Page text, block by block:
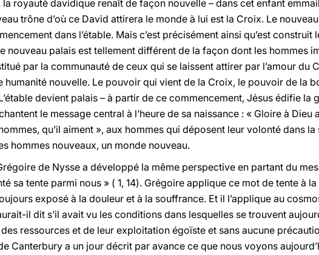
royauté davidique renaît de façon nouvelle – dans cet enfant
trône d’où ce David attirera le monde à lui est la Croix. Le
dans l’étable. Mais c’est précisément ainsi qu’est construit
nouveau palais est tellement différent de la façon dont les hommes
par la communauté de ceux qui se laissent attirer par l’amour du
humanité nouvelle. Le pouvoir qui vient de la Croix, le pouvoir de la
devient palais – à partir de ce commencement, Jésus édifie la
le message central à l’heure de sa naissance : « Gloire à Dieu
qu’il aiment », aux hommes qui déposent leur volonté dans la
hommes nouveaux, un monde nouveau.
de Nysse a développé la même perspective en partant du
sa tente parmi nous » ( 1, 14). Grégoire applique ce mot de tente à
exposé à la douleur et à la souffrance. Et il l’applique au
il dit s’il avait vu les conditions dans lesquelles se trouvent
ressources et de leur exploitation égoïste et sans aucune
Canterbury a un jour décrit par avance ce que nous voyons